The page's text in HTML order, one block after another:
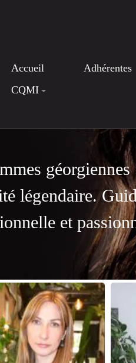
Accueil Adhérentes
CQMI
légendaire.
et